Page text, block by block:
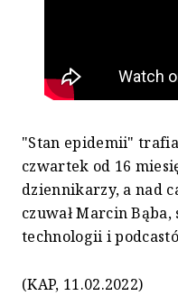
"Stan epidemii"
czwartek od 16
dziennikarzy, a nad
czuwał Marcin
technologii i
(KAP, 11.02.2022)